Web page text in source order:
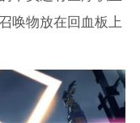
唤物放在回血板上